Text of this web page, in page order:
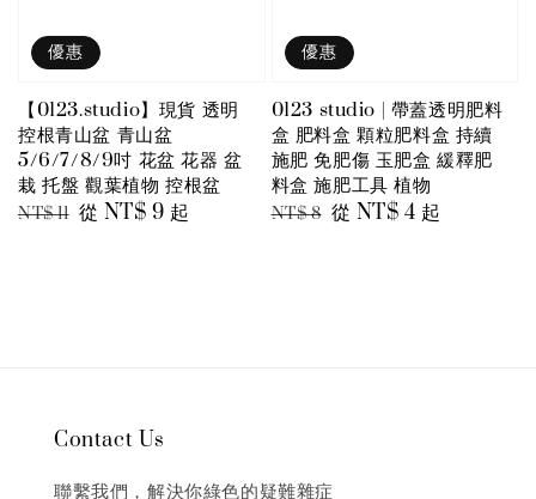
優惠
【0123.studio】現貨 透明
控根青山盆 青山盆
5/6/7/8/9吋 花盆 花器 盆
栽 托盤 觀葉植物 控根盆
Regular
NT$ 11 Sale
從 NT$ 9 起
優惠
0123 studio | 帶蓋透明肥料
盒 肥料盒 顆粒肥料盒 持續
施肥 免肥傷 玉肥盒 緩釋肥
料盒 施肥工具 植物
Regular
NT$ 8 Sale
從 NT$ 4 起
Contact Us
聯繫我們，解決你綠色的疑難雜症